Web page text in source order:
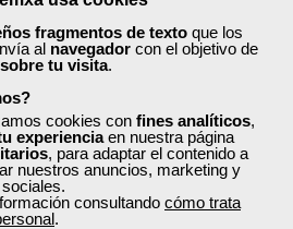
fragmentos de texto que los
al navegador con el objetivo de
tu visita.
cookies con fines analíticos,
experienciaen nuestra página
, para adaptar el contenido a
nuestros anuncios, marketing y
consultando cómo trata
.
al alumno una vez
al finalizar un curso